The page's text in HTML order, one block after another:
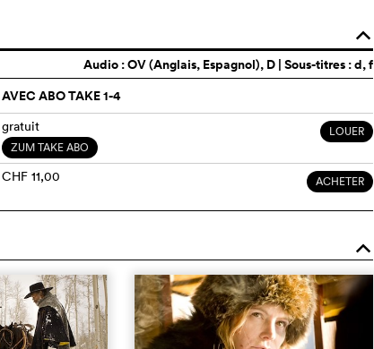
o
Audio :OV (Anglais, Espagnol), D | Sous-titres : d, f
AVEC ABO TAKE 1-4
gratuit
ZUM TAKE ABO
LOUER
CHF 11,00 ACHETER
o